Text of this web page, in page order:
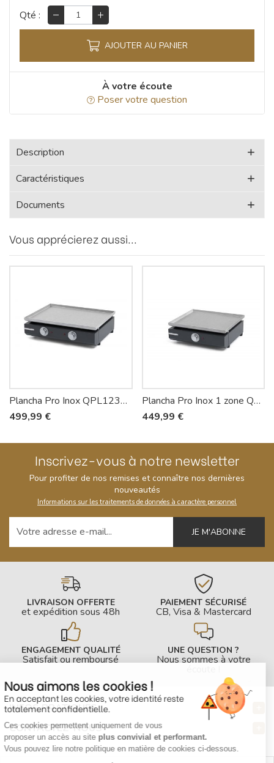
Qté :
AJOUTER AU PANIER
À votre écoute
Poser votre question
Description
Caractéristiques
Documents
Vous apprécierez aussi...
Plancha Pro Inox QPL1230 - Riviera-et-Bar
499,99 €
Plancha Pro Inox 1 zone QPL1130 - Riviera-et-Bar
449,99 €
Inscrivez-vous à notre newsletter
Pour profiter de nos remises et connaître nos dernières
nouveautés
Informations sur les traitements de données à caractère personnel
LIVRAISON OFFERTE
et expédition sous 48h
PAIEMENT SÉCURISÉ
CB, Visa & Mastercard
ENGAGEMENT QUALITÉ
Satisfait ou remboursé
UNE QUESTION ?
Nous sommes à votre
INFOS PRATIQUES
CONTACTEZ-NOUS
Nous aimons les cookies !
En acceptant les cookies, votre identité reste
totalement confidentielle.
Ces cookies permettent uniquement de vous
proposer un accès au siteplus convivial et performant.
Vous pouvez lire notre politique en matière de cookies ci-dessous.